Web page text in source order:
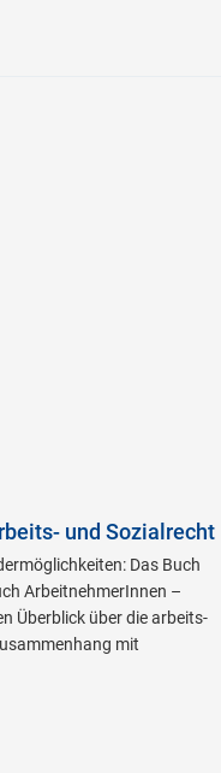
und Sozialrecht
Das Buch
ArbeitnehmerInnen –
Überblick über die arbeits-
mit